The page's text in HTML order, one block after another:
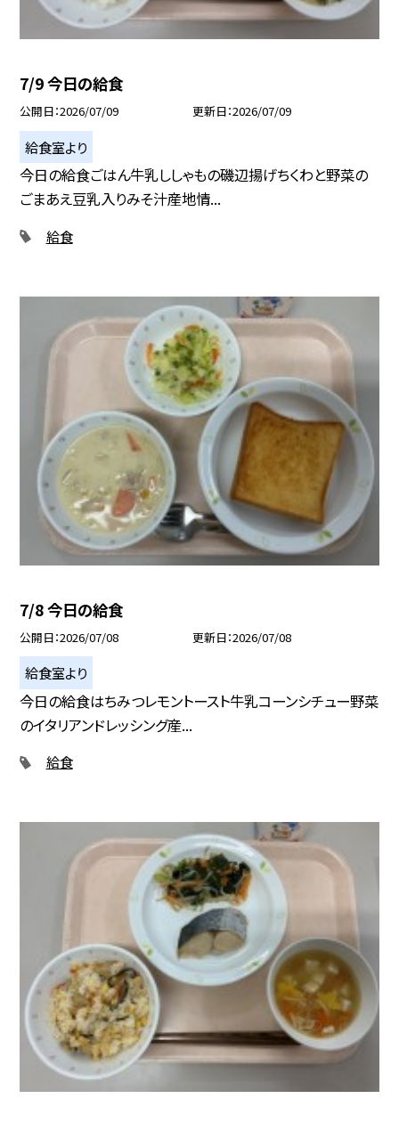
7/9 今日の給食
公開日 2026/07/09 更新日 2026/07/09
給食室より
今日の給食ごはん牛乳ししゃもの磯辺揚げちくわと野菜の
ごまあえ豆乳入りみそ汁産地情...
給食
7/8 今日の給食
公開日 2026/07/08 更新日 2026/07/08
給食室より
今日の給食はちみつレモントースト牛乳コーンシチュー野菜
のイタリアンドレッシング産...
給食